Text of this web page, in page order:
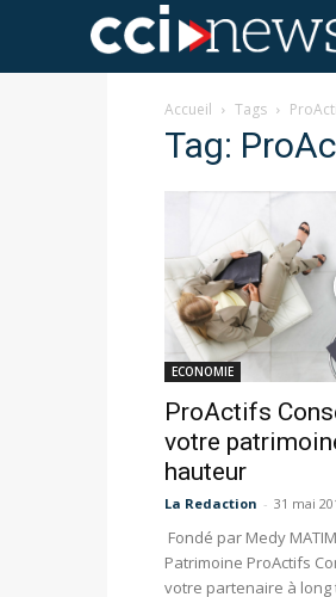
Accueil Tags
Tag:
ECONOMIE
ProActifs
votre
hauteur
La Redaction - 31 mai
Fondé par Medy
Patrimoine ProActifs
votre partenaire à